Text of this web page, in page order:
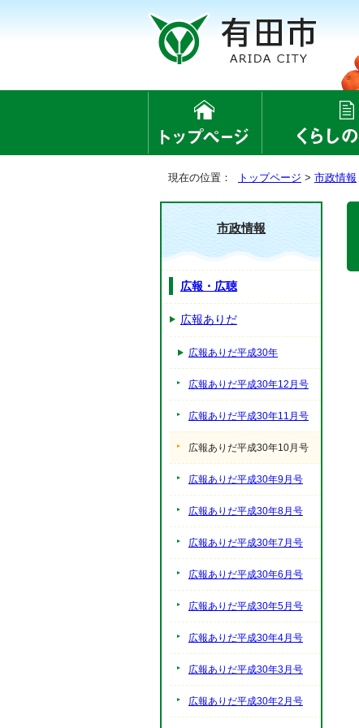
現在の位置： トップページ > 市政情報
市政情報
広報・広聴
広報ありだ
広報ありだ平成30年
広報ありだ平成30年12月号
広報ありだ平成30年11月号
広報ありだ平成30年10月号
広報ありだ平成30年9月号
広報ありだ平成30年8月号
広報ありだ平成30年7月号
広報ありだ平成30年6月号
広報ありだ平成30年5月号
広報ありだ平成30年4月号
広報ありだ平成30年3月号
広報ありだ平成30年2月号